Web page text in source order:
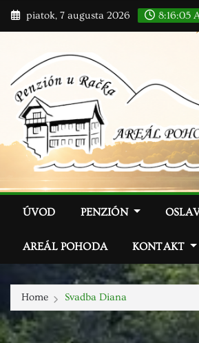
Skip
piatok, 7 augusta 2026 8:16:07
ÚVOD PENZIÓN
AREÁL POHODA KONTAKT
Home Svadba Diana